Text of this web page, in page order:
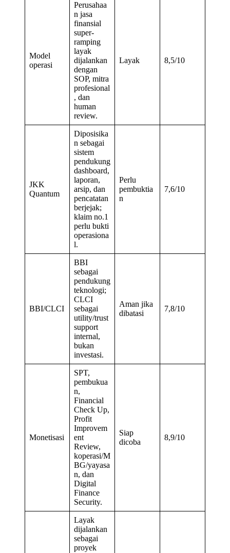
Model
operasi
Perusahaa
n jasa
finansial
super-
ramping
layak
dijalankan
dengan
SOP, mitra
profesional
, dan
human
review.
Layak 8,5/10
JKK
Quantum
Diposisika
n sebagai
sistem
pendukung
dashboard,
laporan,
arsip, dan
pencatatan
berjejak;
klaim no.1
perlu bukti
operasiona
l.
Perlu
pembuktia
n
7,6/10
BBI/CLCI
BBI
sebagai
pendukung
teknologi;
CLCI
sebagai
utility/trust
support
internal,
bukan
investasi.
Aman jika
dibatasi
7,8/10
Monetisasi
SPT,
pembukua
n,
Financial
Check Up,
Profit
Improvem
ent
Review,
koperasi/M
BG/yayasa
n, dan
Digital
Finance
Security.
Siap
dicoba
8,9/10
Layak
dijalankan
sebagai
proyek